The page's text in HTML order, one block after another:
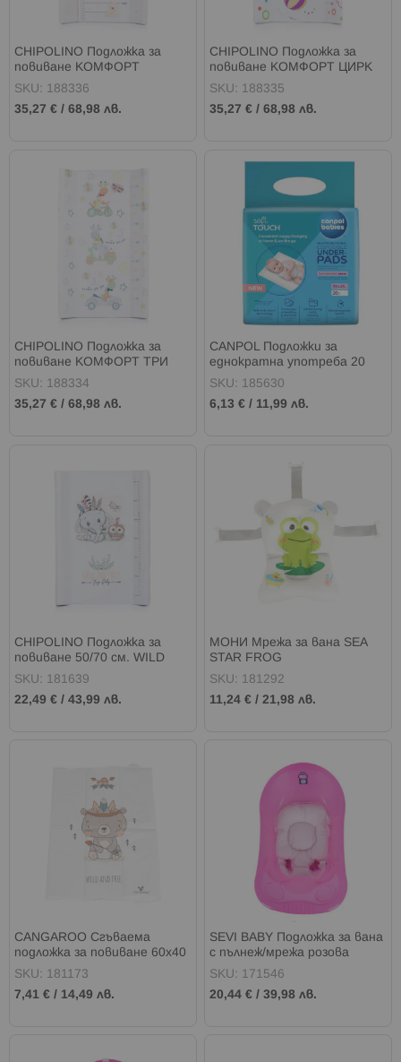
CHIPOLINO Подложка за
повиване КОМФОРТ
ПРИЯТЕЛИ БЕЖОВА
SKU: 188336
35,27 € / 68,98 лв.
CHIPOLINO Подложка за
повиване КОМФОРТ ЦИРК
ШАРЕНА
SKU: 188335
35,27 € /68,98 лв.
CHIPOLINO Подложка за
повиване КОМФОРТ ТРИ
ЖИРАФА ШАРЕНА
SKU: 188334
35,27 € / 68,98 лв.
CANPOL Подложки за
еднократна употреба 20
бр.
SKU: 185630
6,13 € / 11,99 лв.
CHIPOLINO Подложка за
повиване 50/70 см. WILD
AND FREE СЛОНЧЕ
SKU: 181639
22,49 € / 43,99 лв.
МОНИ Мрежа за вана SEA
STAR FROG
SKU: 181292
11,24 € /21,98 лв.
CANGAROO Сгъваема
подложка за повиване 60х40
см WILD AND FREE BEAR
SKU: 181173
7,41 € / 14,49 лв.
SEVI BABY Подложка за вана
с пълнеж/мрежа розова
SKU: 171546
20,44 € /39,98 лв.